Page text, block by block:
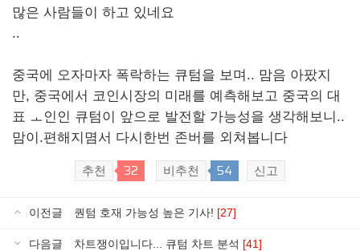
많은 사람들이 하고 있네요
..
중국에 오자마자 폭락하는 큐텀을 보며.. 맘음 아팠지
만, 중국에서 코인시장의 미래를 예측해보고 중국의 대
표 ㅗ인인 큐텀이 앞으로 발전할 가능성을 생각해보니..
맘이.편해지몀서 다시한번 존버를 외쳐봅니다
추천 32 비추천 54 신고
이전글 퀀텀 호재 가능성 높은 기사! [27]
다음글 차트쟁이입니다... 큐텀 차트 분석 [41]